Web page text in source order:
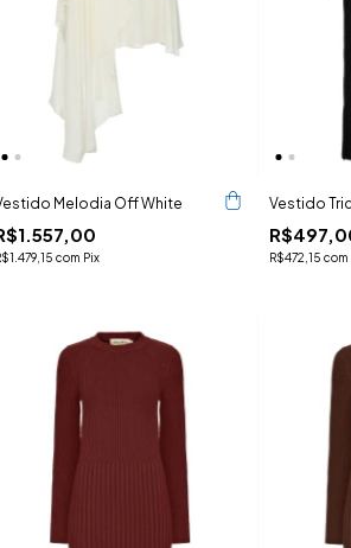
Melodia Off White
com Pix
Vestido
R$472,15 com